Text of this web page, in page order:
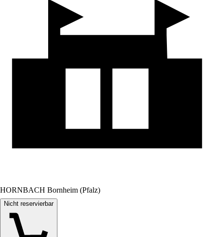
HORNBACH Bornheim (Pfalz)
Nicht reservierbar